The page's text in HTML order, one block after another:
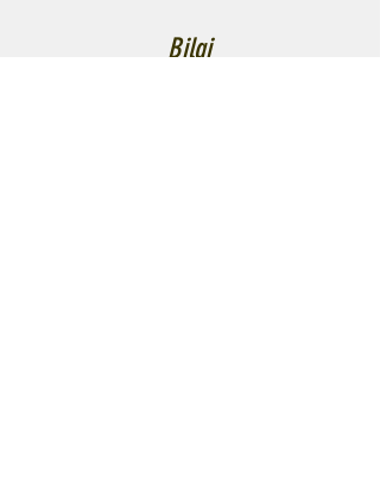
Bilgi